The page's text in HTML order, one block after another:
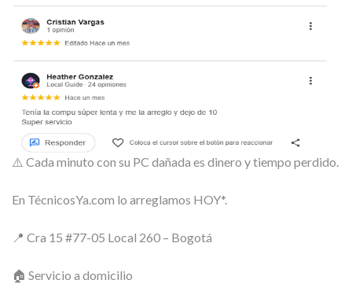
⚠️ Cada minuto con su PC dañada es dinero y tiempo perdido.
En TécnicosYa.com lo arreglamos HOY*.
📍 Cra 15 #77-05 Local 260 – Bogotá
🏠 Servicio a domicilio